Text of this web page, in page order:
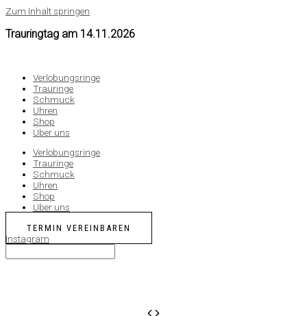
Zum Inhalt springen
Trauringtag am 14.11.2026
Verlobungsringe
Trauringe
Schmuck
Uhren
Shop
Über uns
Verlobungsringe
Trauringe
Schmuck
Uhren
Shop
Über uns
TERMIN VEREINBAREN
Instagram